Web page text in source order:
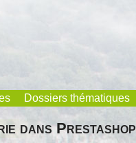
Dossiers thématiques
dans Prestashop